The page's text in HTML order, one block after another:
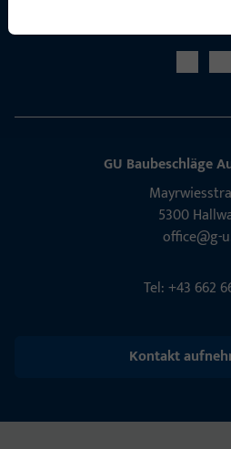
GU Baubeschläge
5300
office@g-
Tel: +43 662
Kontakt